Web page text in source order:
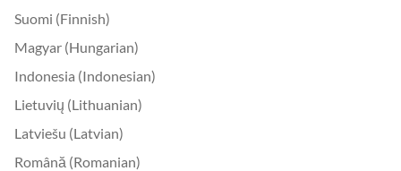
Suomi (Finnish)
Magyar (Hungarian)
Indonesia (Indonesian)
Lietuvių (Lithuanian)
Latviešu (Latvian)
Română (Romanian)